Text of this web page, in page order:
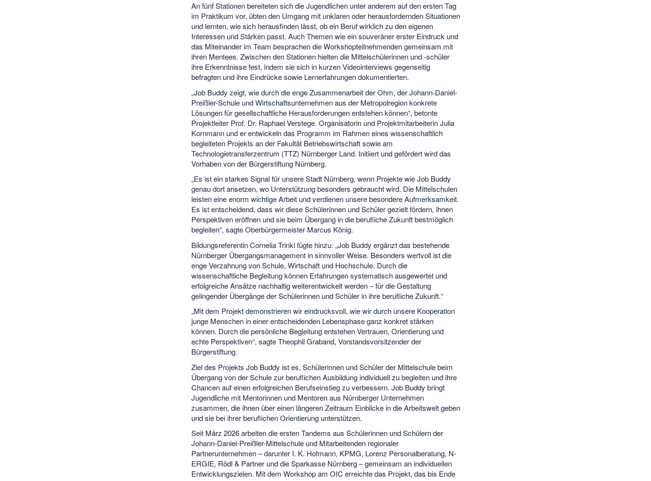
An fünf Stationen bereiteten sich die Jugendlichen unter anderem auf den ersten Tag
im Praktikum vor, übten den Umgang mit unklaren oder herausfordernden Situationen
und lernten, wie sich herausfinden lässt, ob ein Beruf wirklich zu den eigenen
Interessen und Stärken passt. Auch Themen wie ein souveräner erster Eindruck und
das Miteinander im Team besprachen die Workshopteilnehmenden gemeinsam mit
ihren Mentees. Zwischen den Stationen hielten die Mittelschülerinnen und -schüler
ihre Erkenntnisse fest, indem sie sich in kurzen Videointerviews gegenseitig
befragten und ihre Eindrücke sowie Lernerfahrungen dokumentierten.
„Job Buddy zeigt, wie durch die enge Zusammenarbeit der Ohm, der Johann-Daniel-
Preißler-Schule und Wirtschaftsunternehmen aus der Metropolregion konkrete
Lösungen für gesellschaftliche Herausforderungen entstehen können“, betonte
Projektleiter Prof. Dr. Raphael Verstege. Organisatorin und Projektmitarbeiterin Julia
Kornmann und er entwickeln das Programm im Rahmen eines wissenschaftlich
begleiteten Projekts an der Fakultät Betriebswirtschaft sowie am
Technologietransferzentrum (TTZ) Nürnberger Land. Initiiert und gefördert wird das
Vorhaben von der Bürgerstiftung Nürnberg.
„Es ist ein starkes Signal für unsere Stadt Nürnberg, wenn Projekte wie Job Buddy
genau dort ansetzen, wo Unterstützung besonders gebraucht wird. Die Mittelschulen
leisten eine enorm wichtige Arbeit und verdienen unsere besondere Aufmerksamkeit.
Es ist entscheidend, dass wir diese Schülerinnen und Schüler gezielt fördern, ihnen
Perspektiven eröffnen und sie beim Übergang in die berufliche Zukunft bestmöglich
begleiten“, sagte Oberbürgermeister Marcus König.
Bildungsreferentin Cornelia Trinkl fügte hinzu: „Job Buddy ergänzt das bestehende
Nürnberger Übergangsmanagement in sinnvoller Weise. Besonders wertvoll ist die
enge Verzahnung von Schule, Wirtschaft und Hochschule. Durch die
wissenschaftliche Begleitung können Erfahrungen systematisch ausgewertet und
erfolgreiche Ansätze nachhaltig weiterentwickelt werden – für die Gestaltung
gelingender Übergänge der Schülerinnen und Schüler in ihre berufliche Zukunft.“
„Mit dem Projekt demonstrieren wir eindrucksvoll, wie wir durch unsere Kooperation
junge Menschen in einer entscheidenden Lebensphase ganz konkret stärken
können. Durch die persönliche Begleitung entstehen Vertrauen, Orientierung und
echte Perspektiven“, sagte Theophil Graband, Vorstandsvorsitzender der
Bürgerstiftung.
Ziel des Projekts Job Buddy ist es, Schülerinnen und Schüler der Mittelschule beim
Übergang von der Schule zur beruflichen Ausbildung individuell zu begleiten und ihre
Chancen auf einen erfolgreichen Berufseinstieg zu verbessern. Job Buddy bringt
Jugendliche mit Mentorinnen und Mentoren aus Nürnberger Unternehmen
zusammen, die ihnen über einen längeren Zeitraum Einblicke in die Arbeitswelt geben
und sie bei ihrer beruflichen Orientierung unterstützen.
Seit März 2026 arbeiten die ersten Tandems aus Schülerinnen und Schülern der
Johann-Daniel-Preißler-Mittelschule und Mitarbeitenden regionaler
Partnerunternehmen – darunter I. K. Hofmann, KPMG, Lorenz Personalberatung, N-
ERGIE, Rödl & Partner und die Sparkasse Nürnberg – gemeinsam an individuellen
Entwicklungszielen. Mit dem Workshop am OIC erreichte das Projekt, das bis Ende